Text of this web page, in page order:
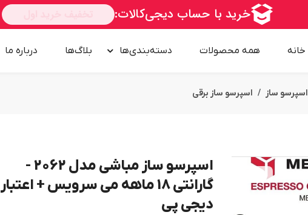
خانه همه محصولات دسته‌بندی‌ها بلاگ‌ها درباره‌ ما
اسپرسو ساز اسپرسو ساز برقی
امــــــــن
اسپرسو ساز مباشی مدل 2062 -
گارانتی 18 ماهه می سرویس + اعتبار
دیجی پی